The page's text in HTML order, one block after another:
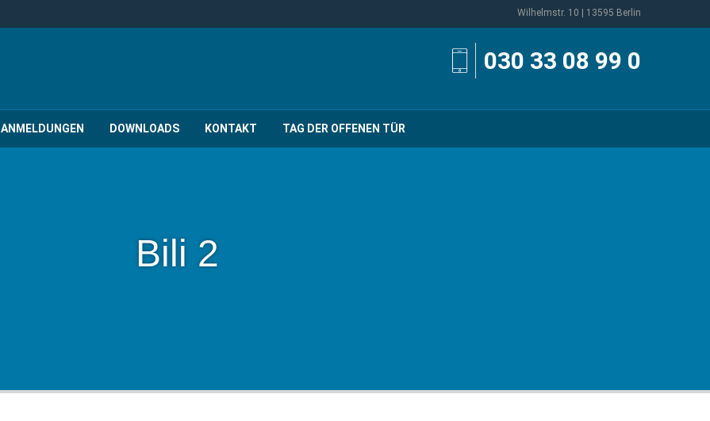
Wilhelmstr. 10 | 13595 Berlin
030 33 08 99 0
ANMELDUNGEN DOWNLOADS KONTAKT TAG DER OFFENEN TÜR
Bili 2